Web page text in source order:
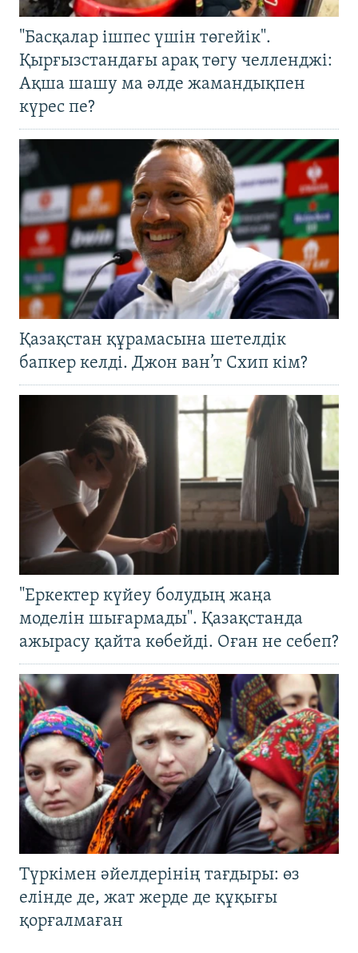
"Басқалар ішпес үшін төгейік".
Қырғызстандағы арақ төгу челленджі:
Ақша шашу ма әлде жамандықпен
күрес пе?
Қазақстан құрамасына шетелдік
бапкер келді. Джон ван’т Схип кім?
"Еркектер күйеу болудың жаңа
моделін шығармады". Қазақстанда
ажырасу қайта көбейді. Оған не себеп?
Түркімен әйелдерінің тағдыры: өз
елінде де, жат жерде де құқығы
қорғалмаған